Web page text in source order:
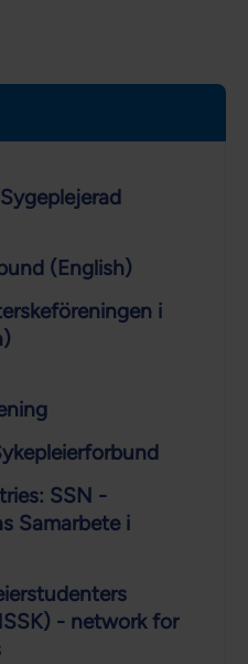
(English)
i
SSN -
Samarbete i
- network for